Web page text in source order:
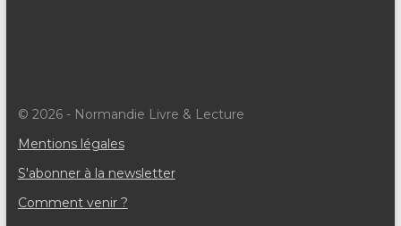
© 2026 - Normandie Livre & Lecture
Mentions légales
S'abonner à la newsletter
Comment venir ?